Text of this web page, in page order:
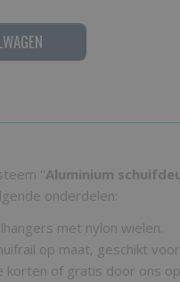
''Aluminium
onderdelen:
met nylon wielen.
op maat, geschikt
korten of gratis door ons